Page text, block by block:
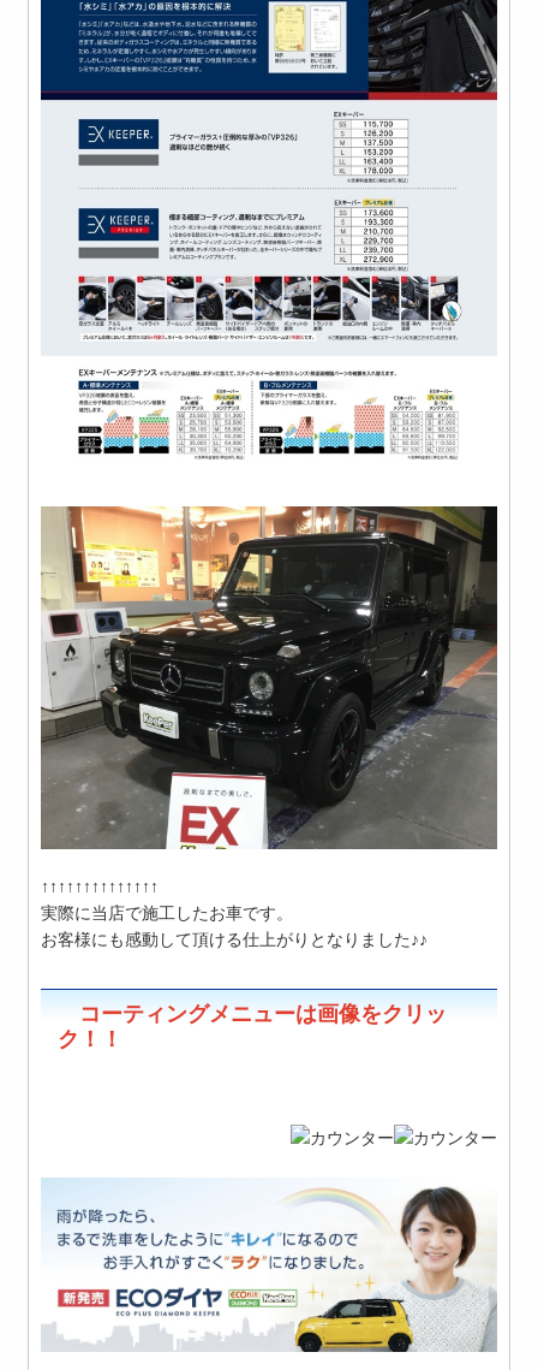
↑↑↑↑↑↑↑↑↑↑↑↑↑↑
実際に当店で施工したお車です。
お客様にも感動して頂ける仕上がりとなりました♪♪
コーティングメニューは画像をクリッ
ク！！